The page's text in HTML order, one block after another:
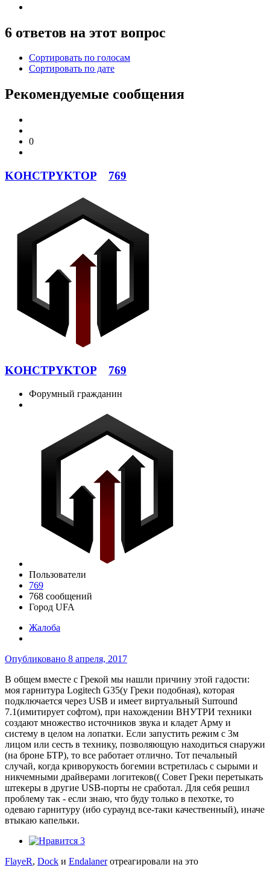
6 ответов на этот вопрос
Сортировать по голосам
Сортировать по дате
Рекомендуемые сообщения
0
KOHCTPYKTOP 769
KOHCTPYKTOP 769
Форумный гражданин
Пользователи
769
768 сообщений
Город UFA
Жалоба
Опубликовано 8 апреля, 2017
В общем вместе с Грекой мы нашли причину этой гадости:
моя гарнитура Logitech G35(у Греки подобная), которая
подключается через USB и имеет виртуальный Surround
7.1(имитирует софтом), при нахождении ВНУТРИ техники
создают множество источников звука и кладет Арму и
систему в целом на лопатки. Если запустить режим с 3м
лицом или сесть в технику, позволяющую находиться снаружи
(на броне БТР), то все работает отлично. Тот печальный
случай, когда криворукость богемии встретилась с сырыми и
никчемными драйверами логитеков(( Совет Греки перетыкать
штекеры в другие USB-порты не сработал. Для себя решил
проблему так - если знаю, что буду только в пехотке, то
одеваю гарнитуру (ибо сураунд все-таки качественный), иначе
втыкаю капельки.
3
FlayeR, Dock и Endalanerотреагировали на это